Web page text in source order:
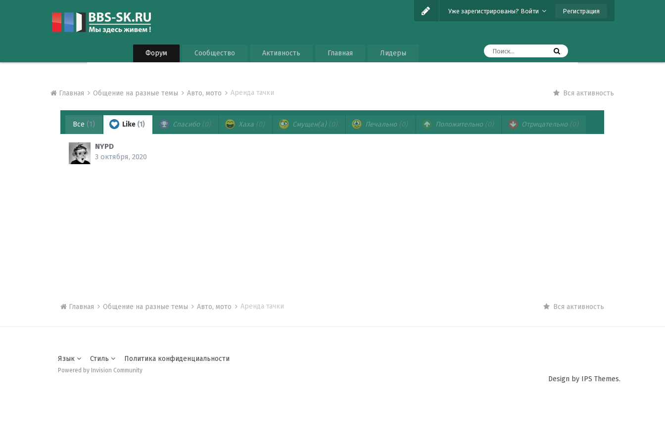
Уже зарегистрированы? Войти Регистрация
Форум Сообщество Активность Главная Лидеры
Вся активность
Главная Общение на разные темы Авто, мото Аренда тачки
Все (1) Like (1) Спасибо (0) Хаха (0) Смущен(а) (0) Печально (0) Положительно (0) Отрицательно (0)
NYPD
3 октября, 2020
Вся активность
Главная Общение на разные темы Авто, мото Аренда тачки
Язык Стиль Политика конфиденциальности
Powered by Invision Community
Design by IPS Themes.